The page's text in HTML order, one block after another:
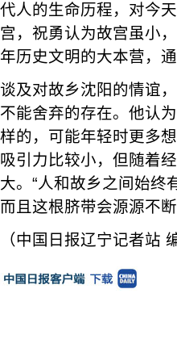
代人的生命历程，对今
宫，祝勇认为故宫虽小
年历史文明的大本营，
谈及对故乡沈阳的情谊
不能舍弃的存在。他认
样的，可能年轻时更多
吸引力比较小，但随着
大。“人和故乡之间始终
而且这根脐带会源源不
（中国日报辽宁记者站